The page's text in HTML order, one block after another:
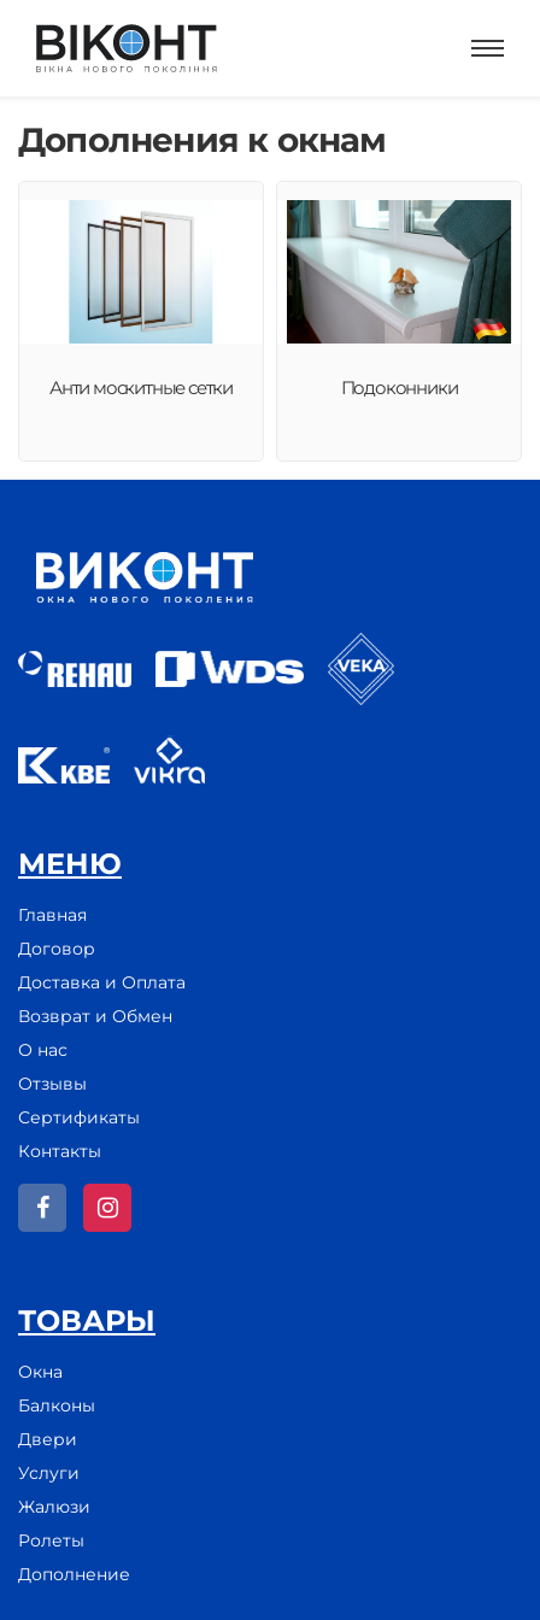
Дополнения к окнам
Анти москитные сетки Подоконники
МЕНЮ
Главная
Договор
Доставка и Оплата
Возврат и Обмен
О нас
Отзывы
Сертификаты
Контакты
ТОВАРЫ
Окна
Балконы
Двери
Услуги
Жалюзи
Ролеты
Дополнение